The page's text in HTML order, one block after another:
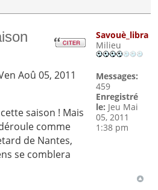
Aoû 05, 2011
saison ! Mais
comme
de Nantes,
se comblera
Savouè_libra
Milieu
Messages:
459
Enregistré
le: Jeu Mai
05, 2011
1:38 pm